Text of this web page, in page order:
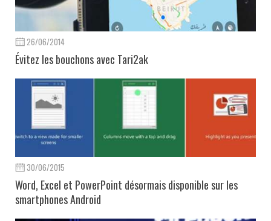
26/06/2014
Évitez les bouchons avec Tari2ak
30/06/2015
Word, Excel et PowerPoint désormais disponible sur les
smartphones Android